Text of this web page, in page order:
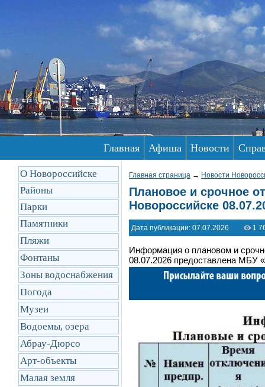
Главная Афиша Новости
О Новороссийске
Районы
Парки
Памятники
Пляжи
Фонтаны
Зоны водоснабжения
Погода
Музеи
Водоемы, озера
Абрау-Дюрсо
Арт-объекты
Малая земля
Главная страница → Новости
Плановое и срочное
Новороссийске
Дата публикации: 07.07.2026 1
Информация о плановом и
08.07.2026 предоставлена МБУ